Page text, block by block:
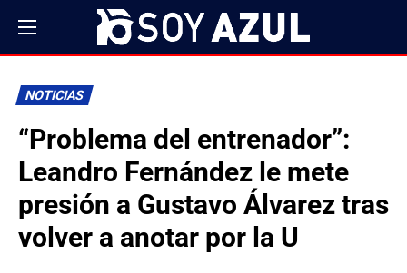
NOTICIAS
“Problema del entrenador”:
Leandro Fernández le mete
presión a Gustavo Álvarez tras
volver a anotar por la U